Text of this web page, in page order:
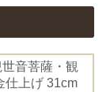
世音菩薩・観
仕上げ 31cm